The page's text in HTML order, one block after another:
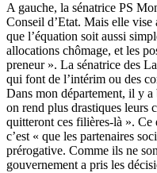
A gauche, la sénatrice PS
Conseil d’Etat. Mais elle vise
que l’équation soit aussi
allocations chômage, et les
preneur ». La sénatrice des
qui font de l’intérim ou des
Dans mon département, il y a
on rend plus drastiques leurs
quitteront ces filières-là ».
c’est « que les partenaires
prérogative. Comme ils ne
gouvernement a pris les